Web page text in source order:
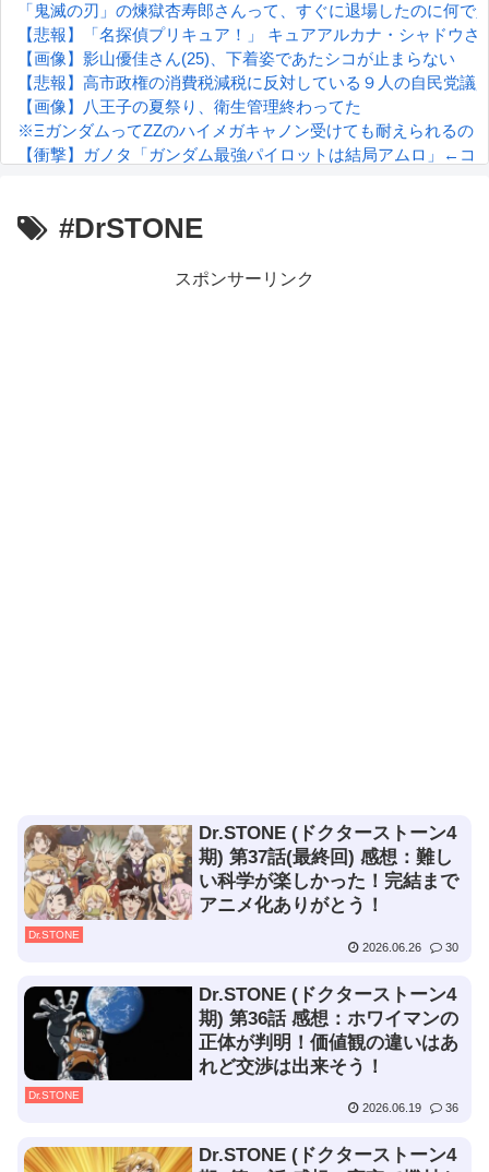
「鬼滅の刃」の煉獄杏寿郎さんって、すぐに退場したのに何で
【悲報】「名探偵プリキュア！」 キュアアルカナ・シャドウ
【画像】影山優佳さん(25)、下着姿であたシコが止まらない
【悲報】高市政権の消費税減税に反対している９人の自民党
【画像】八王子の夏祭り、衛生管理終わってた
※ΞガンダムってZZのハイメガキャノン受けても耐えられるの？
【衝撃】ガノタ「ガンダム最強パイロットは結局アムロ」←コ
『進撃の巨人』で一番面白いところってｗｗｗｗｗ
るろうに剣心 -明治剣客浪漫譚- 京都動乱 第33話の感想
#DrSTONE
スポンサーリンク
Dr.STONE
Dr.STONE (ドクターストーン4
期) 第37話(最終回) 感想：難し
い科学が楽しかった！完結まで
アニメ化ありがとう！
2026.06.26 30
Dr.STONE
Dr.STONE (ドクターストーン4
期) 第36話 感想：ホワイマンの
正体が判明！価値観の違いはあ
れど交渉は出来そう！
2026.06.19 36
Dr.STONE (ドクターストーン4